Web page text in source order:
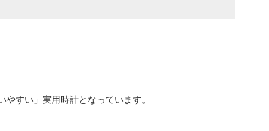
すい」実用時計となっています。